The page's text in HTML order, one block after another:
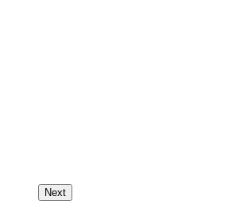
Next